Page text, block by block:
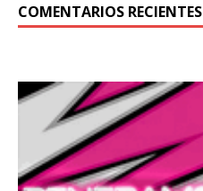
COMENTARIOS RECIENTES